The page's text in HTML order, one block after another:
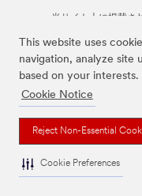
This website uses
navigation, analyze site
based on your interests.
Cookie Notice
Reject Non-Essential
Cookie Preferences
当サイト上に掲載さ